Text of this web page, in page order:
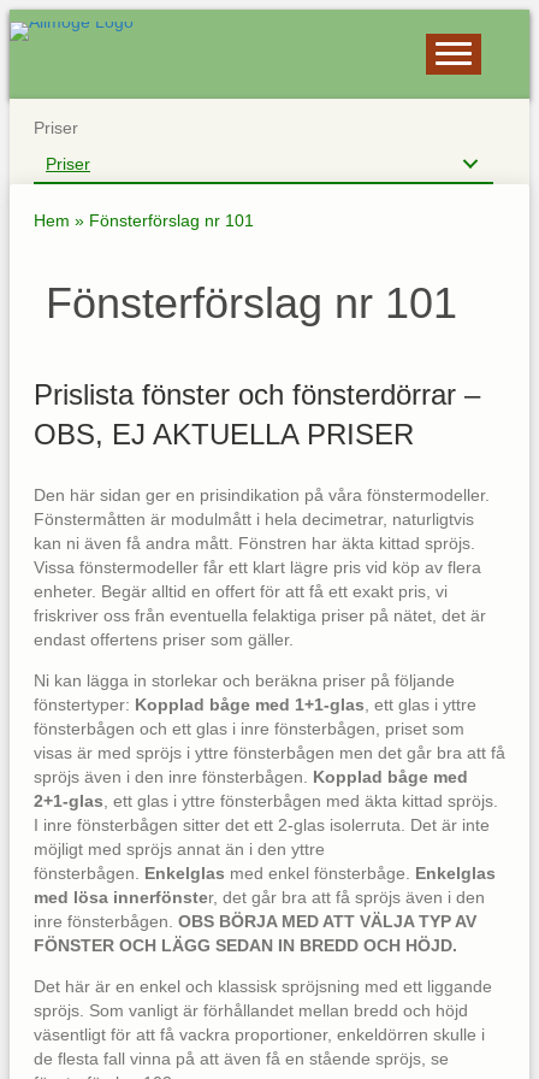
Priser
Priser
Hem » Fönsterförslag nr 101
Fönsterförslag nr 101
Prislista fönster och fönsterdörrar –
OBS, EJ AKTUELLA PRISER
Den här sidan ger en prisindikation på våra fönstermodeller.
Fönstermåtten är modulmått i hela decimetrar, naturligtvis
kan ni även få andra mått. Fönstren har äkta kittad spröjs.
Vissa fönstermodeller får ett klart lägre pris vid köp av flera
enheter. Begär alltid en offert för att få ett exakt pris, vi
friskriver oss från eventuella felaktiga priser på nätet, det är
endast offertens priser som gäller.
Ni kan lägga in storlekar och beräkna priser på följande
fönstertyper: Kopplad båge med 1+1-glas , ett glas i yttre
fönsterbågen och ett glas i inre fönsterbågen, priset som
visas är med spröjs i yttre fönsterbågen men det går bra att få
spröjs även i den inre fönsterbågen. Kopplad båge med
2+1-glas , ett glas i yttre fönsterbågen med äkta kittad spröjs.
I inre fönsterbågen sitter det ett 2-glas isolerruta. Det är inte
möjligt med spröjs annat än i den yttre
fönsterbågen. Enkelglas med enkel fönsterbåge.
Enkelglas
med lösa innerfönster, det går bra att få spröjs även i den
inre fönsterbågen. OBS BÖRJA MED ATT VÄLJA TYP AV
FÖNSTER OCH LÄGG SEDAN IN BREDD OCH HÖJD.
Det här är en enkel och klassisk spröjsning med ett liggande
spröjs. Som vanligt är förhållandet mellan bredd och höjd
väsentligt för att få vackra proportioner, enkeldörren skulle i
de flesta fall vinna på att även få en stående spröjs, se